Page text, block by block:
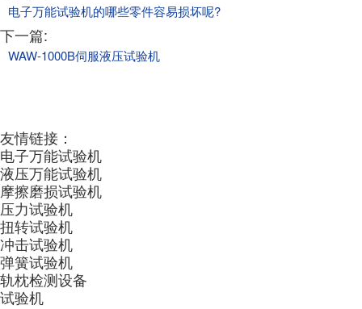
电子万能试验机的哪些零件容易损坏呢?
下一篇:
WAW-1000B伺服液压试验机
友情链接：
电子万能试验机
液压万能试验机
摩擦磨损试验机
压力试验机
扭转试验机
冲击试验机
弹簧试验机
轨枕检测设备
试验机